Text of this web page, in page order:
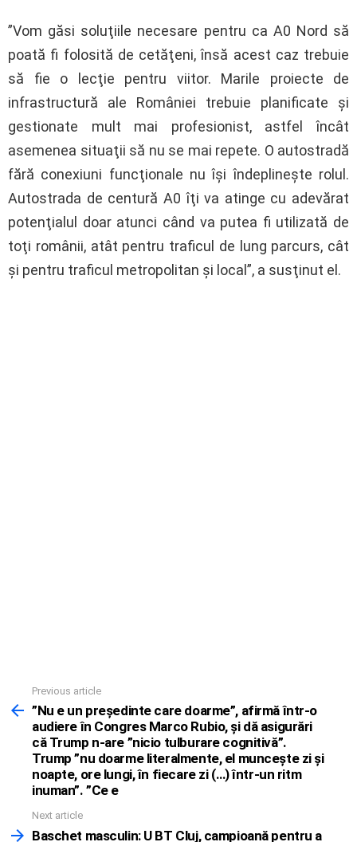
”Vom găsi soluţiile necesare pentru ca A0 Nord să
poată fi folosită de cetăţeni, însă acest caz trebuie
să fie o lecţie pentru viitor. Marile proiecte de
infrastructură ale României trebuie planificate şi
gestionate mult mai profesionist, astfel încât
asemenea situaţii să nu se mai repete. O autostradă
fără conexiuni funcţionale nu îşi îndeplineşte rolul.
Autostrada de centură A0 îţi va atinge cu adevărat
potenţialul doar atunci când va putea fi utilizată de
toţi românii, atât pentru traficul de lung parcurs, cât
şi pentru traficul metropolitan şi local”, a susţinut el.
more
Previous article
”Nu e un preşedinte care doarme”, afirmă într-o
audiere în Congres Marco Rubio, şi dă asigurări
că Trump n-are ”nicio tulburare cognitivă”.
Trump ”nu doarme literalmente, el munceşte zi şi
noapte, ore lungi, în fiecare zi (…) într-un ritm
inuman”. ”Ce e
Next article
Baschet masculin: U BT Cluj, campioană pentru a